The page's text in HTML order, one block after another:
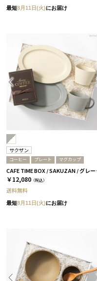
最短8月11日(火)にお届け
サクザン
コーヒー プレート マグカップ
CAFE
￥12,080 （税込）
送料無料
最短8月11日(火)にお届け